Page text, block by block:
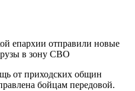
от приходских общин
бойцам передовой.